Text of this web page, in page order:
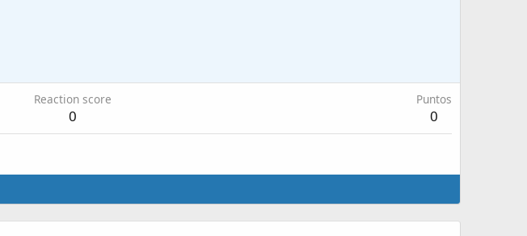
Reaction score
0
Puntos
0